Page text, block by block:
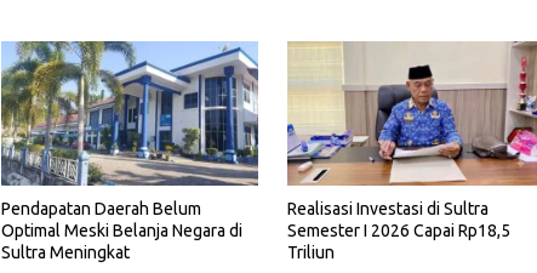
Pendapatan Daerah Belum
Optimal Meski Belanja Negara di
Sultra Meningkat
Realisasi Investasi di Sultra
Semester I 2026 Capai Rp18,5
Triliun